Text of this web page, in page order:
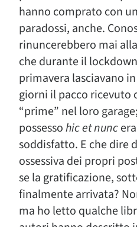
hanno comprato con
paradossi, anche.
rinuncerebbero mai
che durante il
primavera lasciavano
giorni il pacco ricevuto
“prime” nel loro
possessohic et nunc
soddisfatto. E che dire
ossessiva dei propri
se la gratificazione,
finalmente arrivata?
ma ho letto qualche